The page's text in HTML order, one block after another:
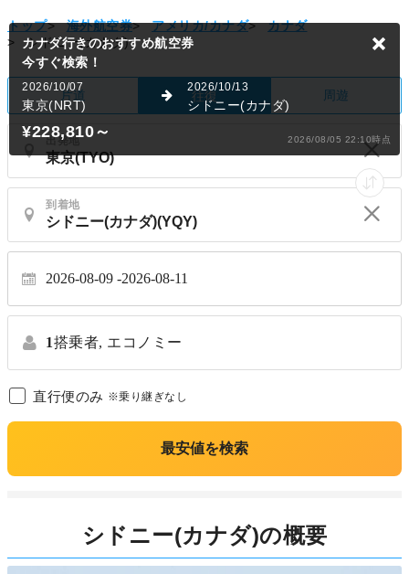
トップ> 海外航空券> アメリカ/カナダ>
カナダ
>
シドニー(カナダ)
片道 往復 周遊
出発地
到着地
2026-08-09 2026-08-11
1搭乗者, エコノミー
直行便のみ ※乗り継ぎなし
最安値を検索
カナダ行きのおすすめ航空券
今すぐ検索！
2026/10/07
東京(NRT)
2026/10/13
シドニー(カナダ)
¥228,810～ 2026/08/05 22:10時点
シドニー(カナダ)の概要